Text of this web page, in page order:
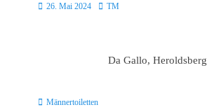
Posted
26. Mai 2024 Autor
TM
Da Gallo, Heroldsberg
Kategorien
Männertoiletten